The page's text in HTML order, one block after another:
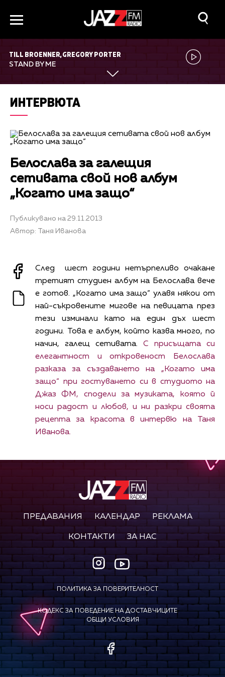
TILL BROENNER, GREGORY PORTER
STAND BY ME
ИНТЕРВЮТА
Белослава за галещия
сетивата свой нов албум
„Когато има защо“
Публикувано на 29.11.2013
Автор: Таня Иванова
След шест години нетърпеливо очакане
третият студиен албум на Белослава вече
е готов. „Когато има защо“ улавя някои от
най-съкровените мигове на певицата през
тези изминали като на един дъх шест
години. Това е албум, който казва много, по
начин, галещ сетивата. С присъщата си
елегантност и откровеност Белослава
разказа за създаването на „Когато има
защо“ при гостуването си в студиото на
Джаз ФМ, сподели за музиката, която й
носи радост и любов, и ни разкри своята
рецепта за красота в интервю на Таня
Иванова.
ПРЕДАВАНИЯ КАЛЕНДАР РЕКЛАМА
КОНТАКТИ ЗА НАС
ПОЛИТИКА ЗА ПОВЕРИТЕЛНОСТ
КОДЕКС ЗА ПОВЕДЕНИЕ НА ДОСТАВЧИЦИТЕ
ОБЩИ УСЛОВИЯ